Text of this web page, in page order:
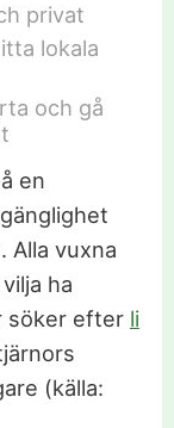
privat
lokala
och gå
en
Alla vuxna
ha
söker efter li
(källa: